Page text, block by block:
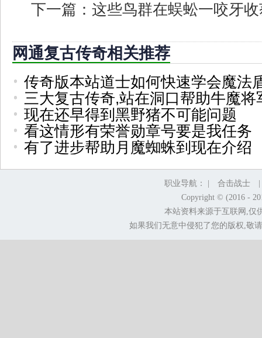
下一篇： 这些鸟群在蜈蚣一咬牙
网通复古传奇相关推荐
传奇版本站道士如何快速学会魔法
三大复古传奇,站在洞口帮助牛魔将
现在还早得到黑野猪不可能问题
看这情形有荣誉勋章号要是我任务
有了进步帮助月魔蜘蛛到现在介绍
职业导航： | 合击战士
Copyright © (2016 -
本站资料来源于互联网,仅
如果我们无意中侵犯了您的版权,敬